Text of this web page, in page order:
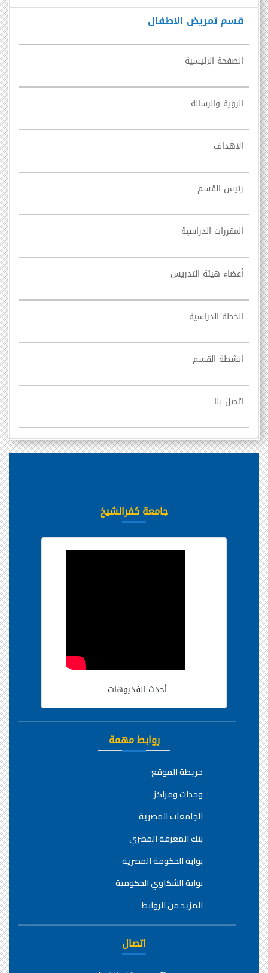
قسم تمريض الاطفال
الصفحة الرئيسية
الرؤية والرسالة
الاهداف
رئيس القسم
المقررات الدراسية
أعضاء هيئة التدريس
الخطة الدراسية
انشطة القسم
اتصل بنا
جامعة كفرالشيخ
أحدث الفديوهات
روابط مهمة
خريطة الموقع
وحدات ومراكز
الجامعات المصرية
بنك المعرفة المصري
بوابة الحكومة المصرية
بوابة الشكاوي الحكومية
المزيد من الروابط
اتصال